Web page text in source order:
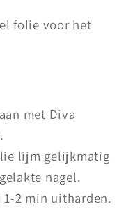
folie voor het
met Diva
lijm gelijkmatig
nagel.
1-2 min uitharden.